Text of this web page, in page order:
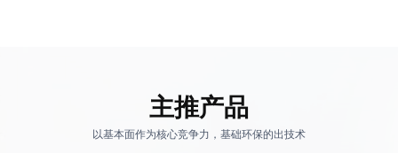
主推产品
以基本面作为核心竞争力，基础环保的出技术